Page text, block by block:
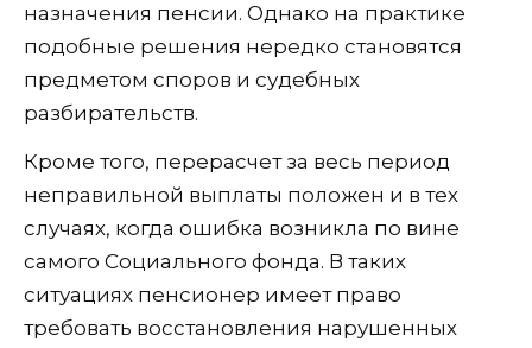
назначения пенсии. Однако на практике
подобные решения нередко становятся
предметом споров и судебных
разбирательств.
Кроме того, перерасчет за весь период
неправильной выплаты положен и в тех
случаях, когда ошибка возникла по вине
самого Социального фонда. В таких
ситуациях пенсионер имеет право
требовать восстановления нарушенных